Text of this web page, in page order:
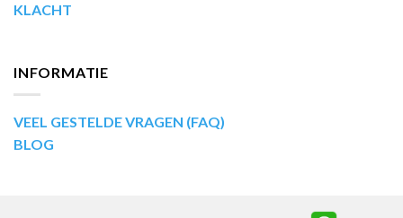
KLACHT
INFORMATIE
VEEL GESTELDE VRAGEN (FAQ)
BLOG